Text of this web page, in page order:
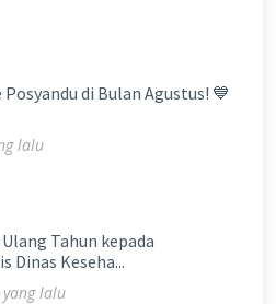
Posyandu di Bulan Agustus! 💙
lalu
Tahun kepada
Dinas Keseha...
yang lalu